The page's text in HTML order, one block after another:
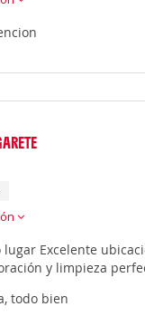
lugar Excelente
y limpieza
todo bien